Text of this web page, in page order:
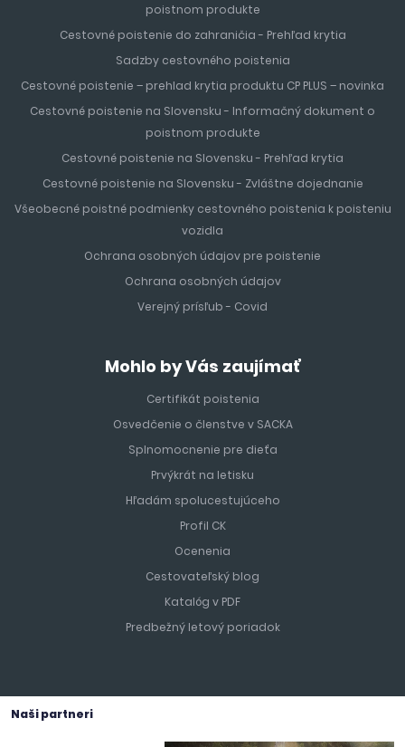
poistnom produkte
Cestovné poistenie do zahraničia - Prehľad krytia
Sadzby cestovného poistenia
Cestovné poistenie – prehlad krytia produktu CP PLUS – novinka
Cestovné poistenie na Slovensku - Informačný dokument o
poistnom produkte
Cestovné poistenie na Slovensku - Prehľad krytia
Cestovné poistenie na Slovensku - Zvláštne dojednanie
Všeobecné poistné podmienky cestovného poistenia k poisteniu
vozidla
Ochrana osobných údajov pre poistenie
Ochrana osobných údajov
Verejný prísľub - Covid
Mohlo by Vás zaujímať
Certifikát poistenia
Osvedčenie o členstve v SACKA
Splnomocnenie pre dieťa
Prvýkrát na letisku
Hľadám spolucestujúceho
Profil CK
Ocenenia
Cestovateľský blog
Katalóg v PDF
Predbežný letový poriadok
Naši partneri